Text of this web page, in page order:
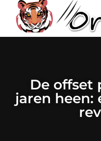
De offset
jaren heen: